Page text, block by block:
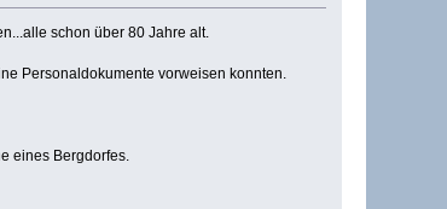
schon über 80 Jahre alt.
Personaldokumente vorweisen konnten.
eines Bergdorfes.